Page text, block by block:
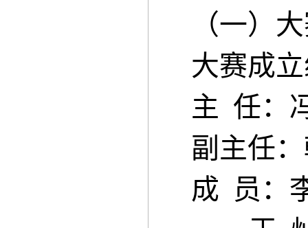
（一）
大赛成
主 任：
副主任：
成 员：